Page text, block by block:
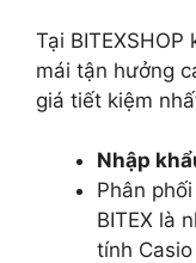
Tại
mái tận hưởng
giá tiết kiệm
Nhập
Phân
BITEX là
tính